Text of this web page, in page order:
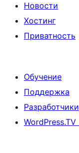
Новости
Хостинг
Приватность
Обучение
Поддержка
Разработчики
WordPress.TV